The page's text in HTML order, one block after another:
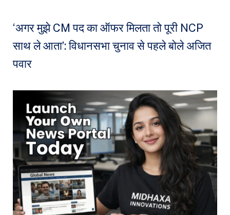
‘अगर मुझे CM पद का ऑफर मिलता तो पूरी NCP
साथ ले आता’: विधानसभा चुनाव से पहले बोले अजित
पवार